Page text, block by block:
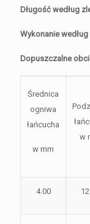
Długość według
Wykonanie według
Dopuszczalne
Średnica
ogniwa
łańcucha
w mm
w
4.00